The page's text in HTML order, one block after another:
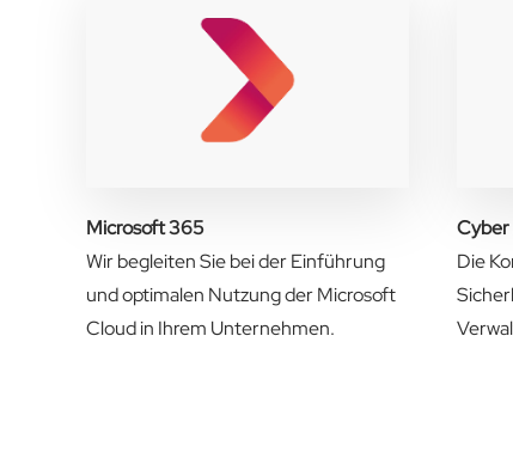
Microsoft 365
Wir begleiten Sie bei der Einführung
und optimalen Nutzung der Microsoft
Cloud in Ihrem Unternehmen.
Die